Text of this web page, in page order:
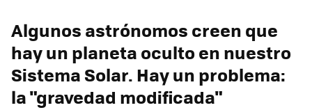
Algunos astrónomos creen que
hay un planeta oculto en nuestro
Sistema Solar. Hay un problema:
la "gravedad modificada"